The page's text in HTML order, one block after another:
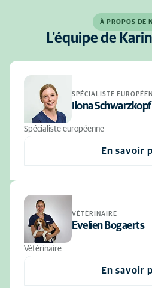
À PROPOS DE
L'équipe de
SPÉCIALISTE
Ilona Schwarzkopf
Spécialiste européenne
En savoir
VÉTÉRINAIRE
Evelien Bogaerts
Vétérinaire
En savoir